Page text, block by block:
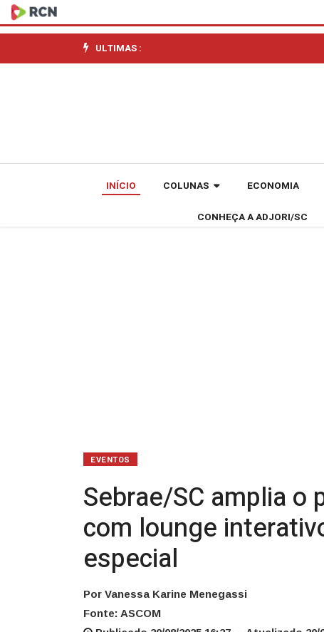
Sebrae/SC
amplia
o
no
programação
especial
ULTIMAS :
INÍCIO COLUNAS ECONOMIA
CONHEÇA A ADJORI/SC
EVENTOS
Sebrae/SC amplia
com lounge
especial
Por Vanessa Karine Menegassi
Fonte: ASCOM